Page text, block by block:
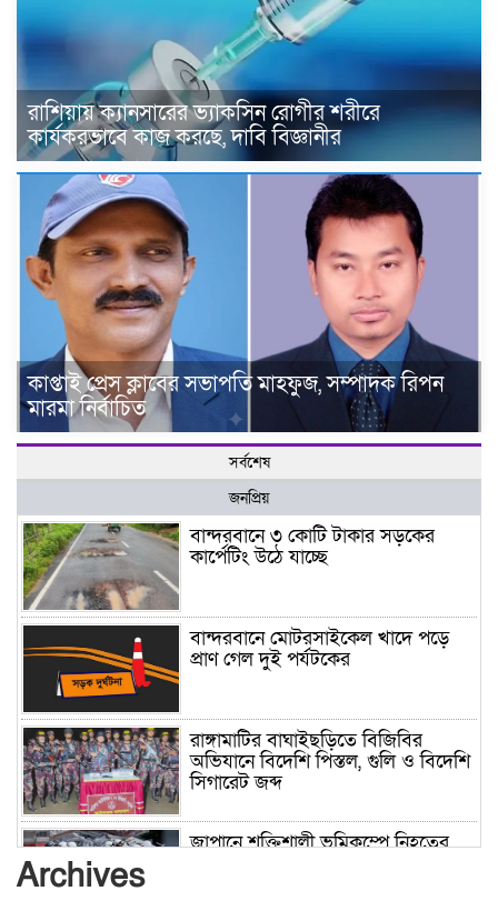
রাশিয়ায় ক্যানসারের ভ্যাকসিন রোগীর শরীরে
কার্যকরভাবে কাজ করছে, দাবি বিজ্ঞানীর
কাপ্তাই প্রেস ক্লাবের সভাপতি মাহফুজ, সম্পাদক রিপন
মারমা নির্বাচিত
সর্বশেষ
জনপ্রিয়
বান্দরবানে ৩ কোটি টাকার সড়কের
কার্পেটিং উঠে যাচ্ছে
বান্দরবানে মোটরসাইকেল খাদে পড়ে
প্রাণ গেল দুই পর্যটকের
রাঙ্গামাটির বাঘাইছড়িতে বিজিবির
অভিযানে বিদেশি পিস্তল, গুলি ও বিদেশি
সিগারেট জব্দ
জাপানে শক্তিশালী ভূমিকম্পে নিহতের
Archives